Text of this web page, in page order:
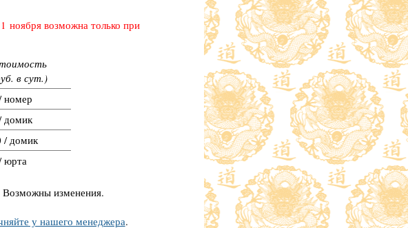
ноября возможна только при
в сут.)
номер
домик
/ домик
юрта
Возможны изменения.
у нашего менеджера.